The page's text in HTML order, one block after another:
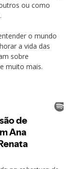
ou como
o mundo
a vida das
sobre
muito mais.